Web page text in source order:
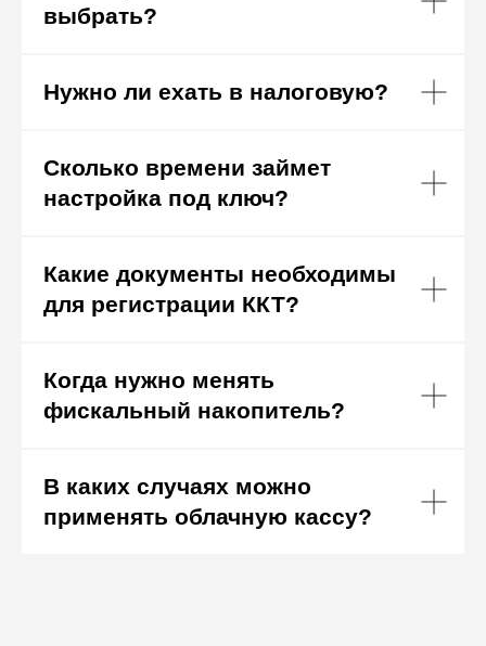
выбрать?
Нужно ли ехать в налоговую?
Сколько времени займет
настройка под ключ?
Какие документы необходимы
для регистрации ККТ?
Когда нужно менять
фискальный накопитель?
В каких случаях можно
применять облачную кассу?